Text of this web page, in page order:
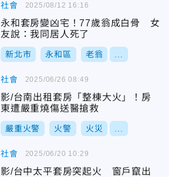
社會
永和套房變凶宅！77歲翁成白骨 女
友說：我同居人死了
新北市 永和區 老翁
2025/08/12 16:16
社會
影/台南出租套房「整棟大火」！房
東遭嚴重燒傷送醫搶救
嚴重火警 火警 火災
2025/06/26 08:49
社會
影/台中太平套房突起火 窗戶竄出
2025/06/20 10:29